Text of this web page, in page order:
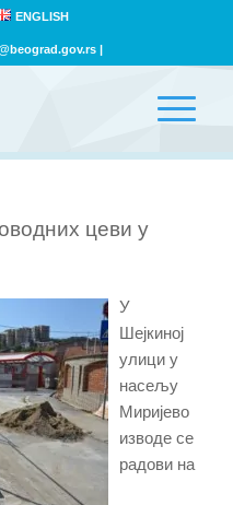
ENGLISH
|
цеви у
У
Шејкиној
улици у
насељу
Миријево
изводе се
радови на